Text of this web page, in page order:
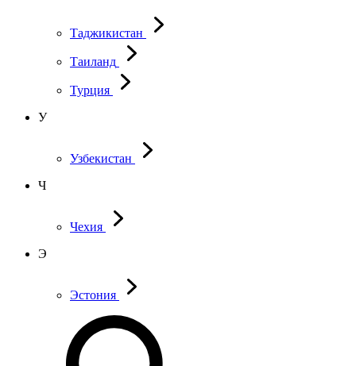
Таджикистан
Таиланд
Турция
У
Узбекистан
Ч
Чехия
Э
Эстония